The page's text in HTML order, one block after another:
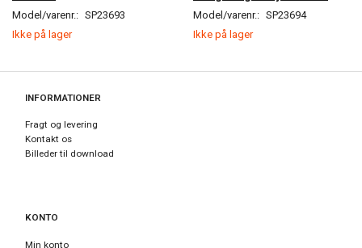
Model/varenr.: SP23693
Ikke på lager
Model/varenr.: SP23694
Ikke på lager
INFORMATIONER
Fragt og levering
Kontakt os
Billeder til download
KONTO
Min konto